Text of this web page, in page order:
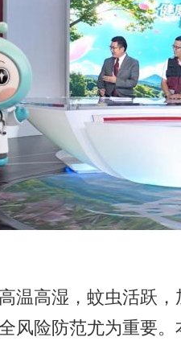
高湿，蚊虫活跃，
风险防范尤为重要。